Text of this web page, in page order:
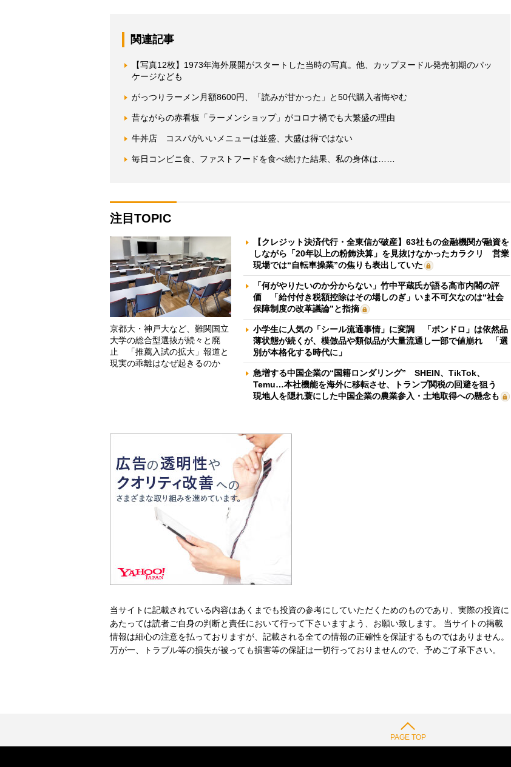
関連記事
【写真12枚】1973年海外展開がスタートした当時の写真。他、カップヌードル発売初期のパッ
ケージなども
がっつりラーメン月額8600円、「読みが甘かった」と50代購入者悔やむ
昔ながらの赤看板「ラーメンショップ」がコロナ禍でも大繁盛の理由
牛丼店 コスパがいいメニューは並盛、大盛は得ではない
毎日コンビニ食、ファストフードを食べ続けた結果、私の身体は……
注目TOPIC
京都大・神戸大など、難関国立
大学の総合型選抜が続々と廃
止 「推薦入試の拡大」報道と
現実の乖離はなぜ起きるのか
【クレジット決済代行・全東信が破産】63社もの金融機関が融資を
しながら「20年以上の粉飾決算」を見抜けなかったカラクリ 営業
現場では“自転車操業”の焦りも表出していた
「何がやりたいのか分からない」竹中平蔵氏が語る高市内閣の評
価 「給付付き税額控除はその場しのぎ」いま不可欠なのは“社会
保障制度の改革議論”と指摘
小学生に人気の「シール流通事情」に変調 「ボンドロ」は依然品
薄状態が続くが、模倣品や類似品が大量流通し一部で値崩れ 「選
別が本格化する時代に」
急増する中国企業の“国籍ロンダリング” SHEIN、TikTok、
Temu…本社機能を海外に移転させ、トランプ関税の回避を狙う
現地人を隠れ蓑にした中国企業の農業参入・土地取得への懸念も
当サイトに記載されている内容はあくまでも投資の参考にしていただくためのものであり、実際の投資に
あたっては読者ご自身の判断と責任において行って下さいますよう、お願い致します。 当サイトの掲載
情報は細心の注意を払っておりますが、記載される全ての情報の正確性を保証するものではありません。
万が一、トラブル等の損失が被っても損害等の保証は一切行っておりませんので、予めご了承下さい。
PAGE TOP